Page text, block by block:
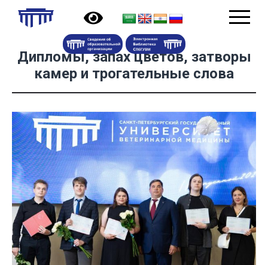
Дипломы, запах цветов, затворы
камер и трогательные слова